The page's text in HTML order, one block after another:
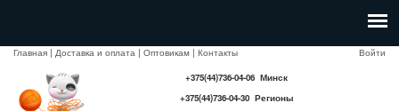
Главная | Доставка и оплата | Оптовикам | Контакты
Войти
+375(44)736-04-06 Минск
+375(44)736-04-30 Регионы